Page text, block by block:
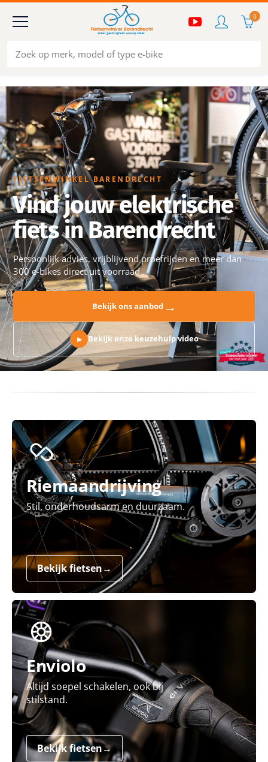
0
FIETSENWINKEL BARENDRECHT
Vind jouw elektrische
fiets in Barendrecht
Persoonlijk advies, vrijblijvend proefrijden en meer dan
300 e-bikes direct uit voorraad.
Bekijk ons aanbod→
▶ Bekijk onze keuzehulp video
Riemaandrijving
Stil, onderhoudsarm en duurzaam.
Bekijk fietsen→
Enviolo
Altijd soepel schakelen, ook bij
stilstand.
Bekijk fietsen→